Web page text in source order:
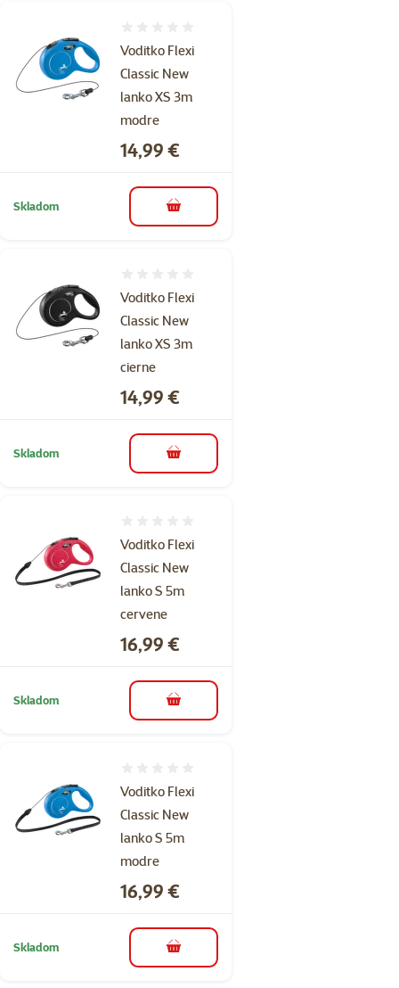
Voditko Flexi
Classic New
lanko XS 3m
modre
Cena
14,99 €
Skladom do košíka
Voditko Flexi
Classic New
lanko XS 3m
cierne
Cena
14,99 €
Skladom do košíka
Voditko Flexi
Classic New
lanko S 5m
cervene
Cena
16,99 €
Skladom do košíka
Voditko Flexi
Classic New
lanko S 5m
modre
Cena
16,99 €
Skladom do košíka